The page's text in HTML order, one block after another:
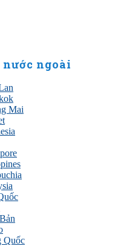
ngoài
Mai
Quốc